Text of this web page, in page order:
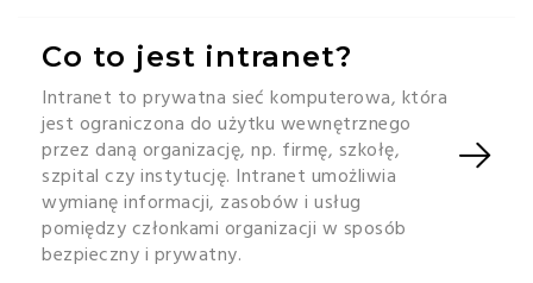
Co to jest intranet?
Intranet to prywatna sieć komputerowa, która
jest ograniczona do użytku wewnętrznego
przez daną organizację, np. firmę, szkołę,
szpital czy instytucję. Intranet umożliwia
wymianę informacji, zasobów i usług
pomiędzy członkami organizacji w sposób
bezpieczny i prywatny.